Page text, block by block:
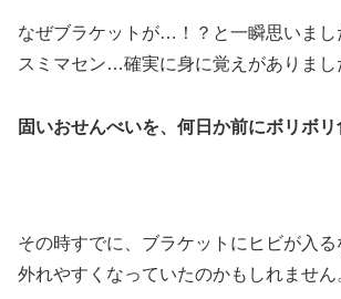
なぜブラケットが…！？と一瞬思いまし
スミマセン…確実に身に覚えがありま
固いおせんべいを、何日か前にボリボリ
その時すでに、ブラケットにヒビが入る
外れやすくなっていたのかもしれません